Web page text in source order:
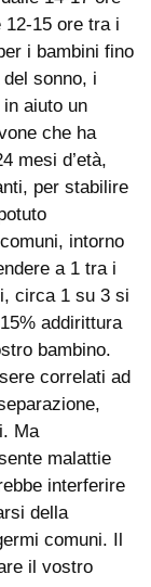
15 ore tra i
i bambini fino
sonno, i
aiuto un
che ha
mesi d’età,
per stabilire
intorno
a 1 tra i
circa 1 su 3 si
addirittura
bambino.
correlati ad
Ma
malattie
interferire
della
comuni. Il
il vostro